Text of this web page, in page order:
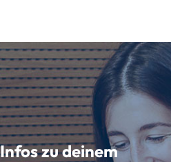
zu deinem